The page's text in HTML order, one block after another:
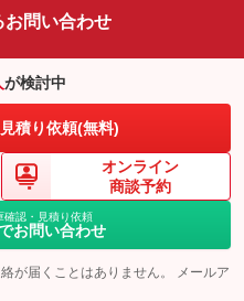
お問い合わせ
が検討中
積り依頼(無料)
オンライン
商談予約
確認・見積り依頼
お問い合わせ
が届くことはありません。 メールア